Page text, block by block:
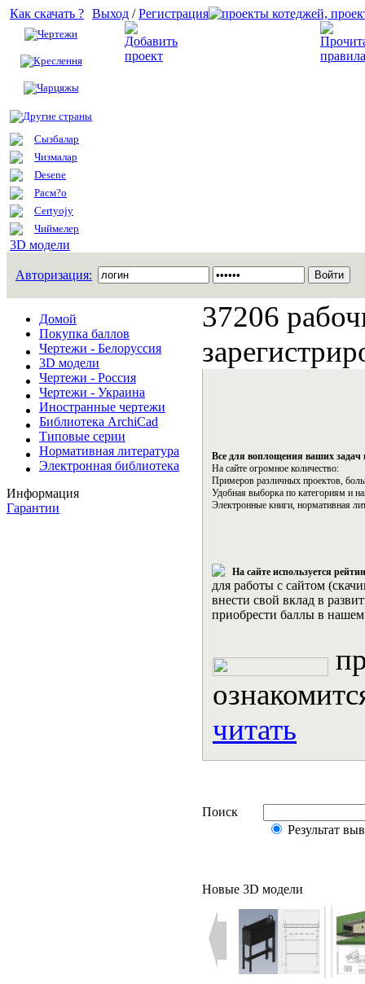
Как скачать ?
Чертежи
Креслення
Чарцяжы
Другие страны
Сызбалар
Чизмалар
Desene
Расм?о
Certyojy
Чиймелер
3D модели
Выход /Регистрация
Авторизация:
Домой
Покупка баллов
Чертежи - Белоруссия
3D модели
Чертежи - Россия
Чертежи - Украина
Иностранные чертежи
Библиотека ArchiCad
Типовые серии
Нормативная литература
Электронная библиотека
Информация
Гарантии
37206
Все для воплощения ваших задач
На сайте огромное количество:
Примеров различных проектов,
Удобная выборка по категориям и
Электронные книги, нормативная
На сайте используется
для работы с сайтом
внести свой вклад в
приобрести баллы в нашем
читать
Поиск
Результат
Новые 3D модели